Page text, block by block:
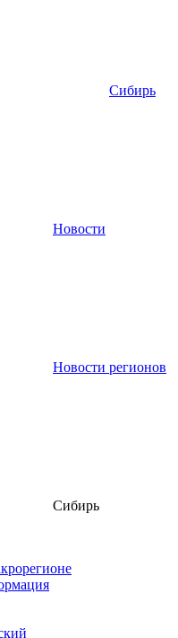
Сибирь
Новости
Новости регионов
Сибирь